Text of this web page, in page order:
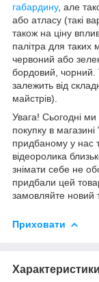
габардину, але
або атласу (такі
також на ціну
палітра для таких
червоний або
бордовий, чорний.
залежить від
майстрів).
Увага! Сьогодні
покупку в
придбаному у нас
відеоролика
знімати себе не
придбали цей
замовляйте новий
Приховати
Характеристики